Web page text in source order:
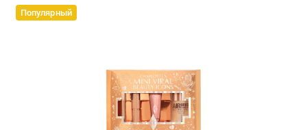
Популярный